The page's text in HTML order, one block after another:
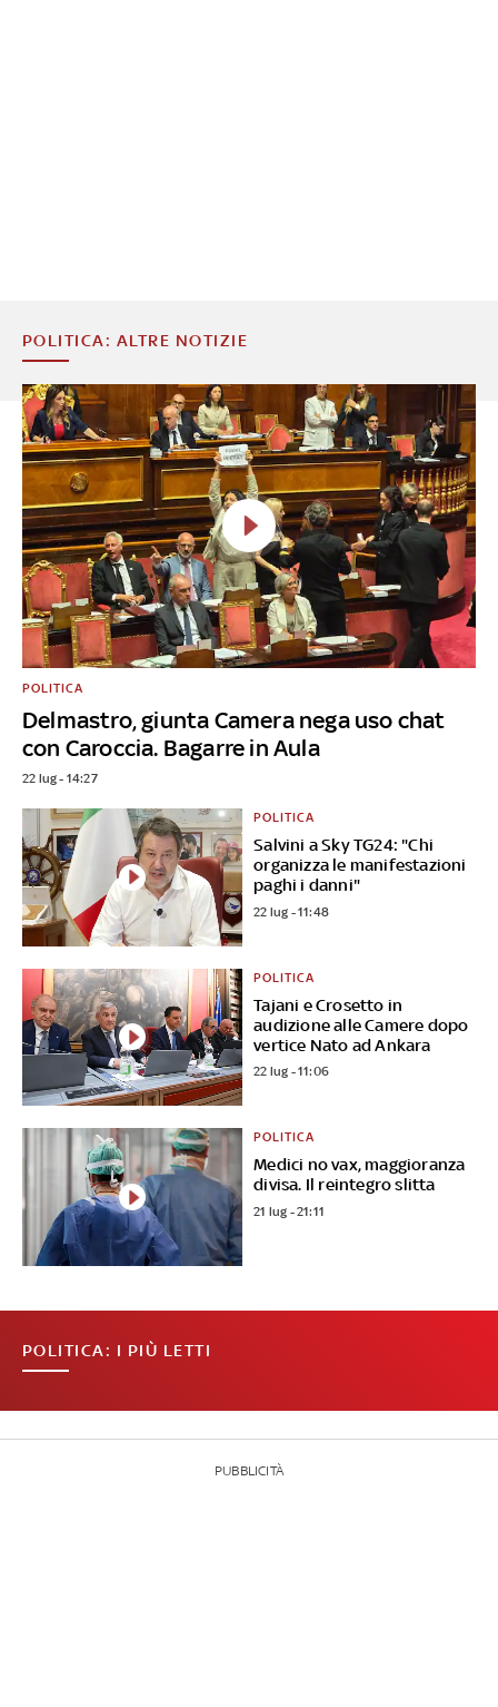
POLITICA: ALTRE NOTIZIE
Delmastro, giunta Camera nega uso chat
con Caroccia. Bagarre in Aula
POLITICA
22 lug - 14:27
Salvini a Sky TG24: "Chi
organizza le manifestazioni
paghi i danni"
POLITICA
22 lug - 11:48
Tajani e Crosetto in
audizione alle Camere dopo
vertice Nato ad Ankara
POLITICA
22 lug - 11:06
Medici no vax, maggioranza
divisa. Il reintegro slitta
POLITICA
21 lug - 21:11
POLITICA: I PIÙ LETTI
PUBBLICITÀ